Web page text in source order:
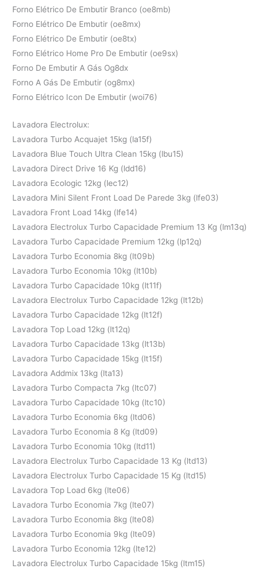
Forno Elétrico De Embutir Branco (oe8mb)
Forno Elétrico De Embutir (oe8mx)
Forno Elétrico De Embutir (oe8tx)
Forno Elétrico Home Pro De Embutir (oe9sx)
Forno De Embutir A Gás Og8dx
Forno A Gás De Embutir (og8mx)
Forno Elétrico Icon De Embutir (woi76)
Lavadora Electrolux:
Lavadora Turbo Acquajet 15kg (la15f)
Lavadora Blue Touch Ultra Clean 15kg (lbu15)
Lavadora Direct Drive 16 Kg (ldd16)
Lavadora Ecologic 12kg (lec12)
Lavadora Mini Silent Front Load De Parede 3kg (lfe03)
Lavadora Front Load 14kg (lfe14)
Lavadora Electrolux Turbo Capacidade Premium 13 Kg (lm13q)
Lavadora Turbo Capacidade Premium 12kg (lp12q)
Lavadora Turbo Economia 8kg (lt09b)
Lavadora Turbo Economia 10kg (lt10b)
Lavadora Turbo Capacidade 10kg (lt11f)
Lavadora Electrolux Turbo Capacidade 12kg (lt12b)
Lavadora Turbo Capacidade 12kg (lt12f)
Lavadora Top Load 12kg (lt12q)
Lavadora Turbo Capacidade 13kg (lt13b)
Lavadora Turbo Capacidade 15kg (lt15f)
Lavadora Addmix 13kg (lta13)
Lavadora Turbo Compacta 7kg (ltc07)
Lavadora Turbo Capacidade 10kg (ltc10)
Lavadora Turbo Economia 6kg (ltd06)
Lavadora Turbo Economia 8 Kg (ltd09)
Lavadora Turbo Economia 10kg (ltd11)
Lavadora Electrolux Turbo Capacidade 13 Kg (ltd13)
Lavadora Electrolux Turbo Capacidade 15 Kg (ltd15)
Lavadora Top Load 6kg (lte06)
Lavadora Turbo Economia 7kg (lte07)
Lavadora Turbo Economia 8kg (lte08)
Lavadora Turbo Economia 9kg (lte09)
Lavadora Turbo Economia 12kg (lte12)
Lavadora Electrolux Turbo Capacidade 15kg (ltm15)